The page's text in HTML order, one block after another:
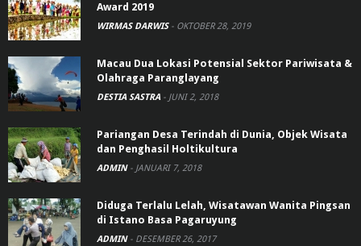
Award 2019
WIRMAS DARWIS - OKTOBER 28, 2019
Macau Dua Lokasi Potensial Sektor Pariwisata &
Olahraga Paranglayang
DESTIA SASTRA - JUNI 2, 2018
Pariangan Desa Terindah di Dunia, Objek Wisata
dan Penghasil Holtikultura
ADMIN - JANUARI 7, 2018
Diduga Terlalu Lelah, Wisatawan Wanita Pingsan
di Istano Basa Pagaruyung
ADMIN - DESEMBER 26, 2017